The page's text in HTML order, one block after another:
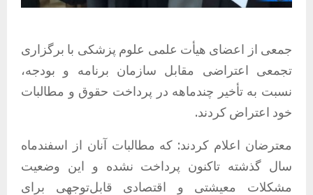
جمعی از اعضای هیأت علمی علوم پزشکی با برگزاری
تجمعی اعتراضی مقابل سازمان برنامه و بودجه،
نسبت به تأخیر چندماهه در پرداخت حقوق و مطالبات
خود اعتراض کردند.
معترضان اعلام کردند: که مطالبات آنان از اسفندماه
سال گذشته تاکنون پرداخت نشده و این وضعیت
مشکلات معیشتی و اقتصادی قابل‌توجهی برای